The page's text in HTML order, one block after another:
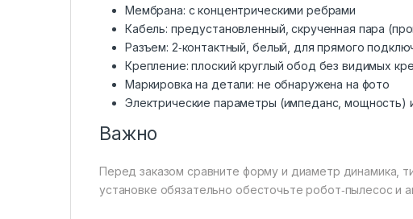
Мембрана: с концентрическими ребрами
Кабель: предустановленный, скрученная пара
Разъем: 2‑контактный, белый, для прямого
Крепление: плоский круглый обод без видимых
Маркировка на детали: не обнаружена на фото
Электрические параметры (импеданс,
Важно
Перед заказом сравните форму и диаметр динамика,
установке обязательно обесточьте робот‑пылесос и